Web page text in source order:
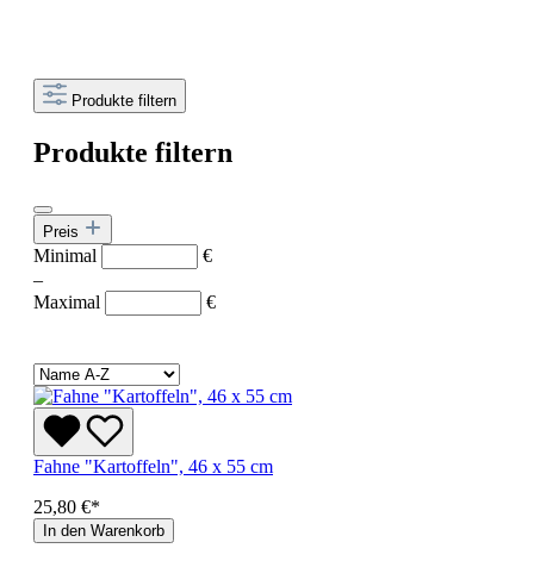
Produkte filtern
Produkte filtern
Preis
Minimal
€
–
Maximal
€
Fahne "Kartoffeln", 46 x 55 cm
25,80 €*
In den Warenkorb